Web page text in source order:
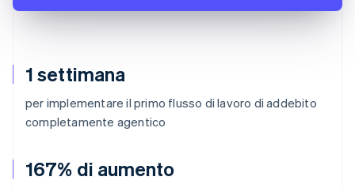
1 settimana
per implementare il primo flusso di lavoro di addebito
completamente agentico
167% di aumento